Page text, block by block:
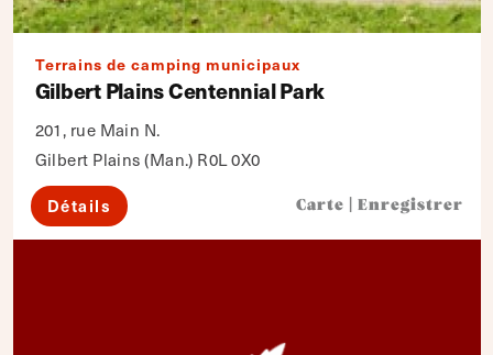
Terrains de camping municipaux
Gilbert Plains Centennial Park
201, rue Main N.
Gilbert Plains (Man.) R0L 0X0
Détails Carte Enregistrer